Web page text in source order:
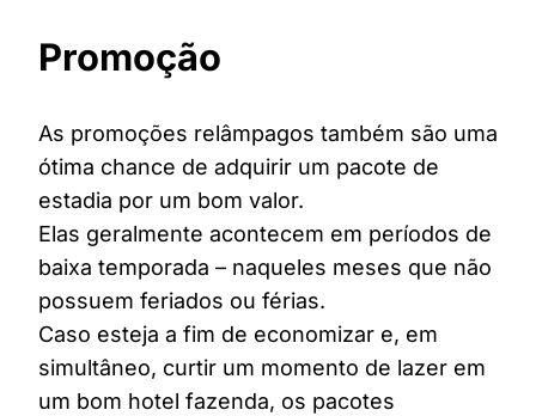
Promoção
As promoções relâmpagos também são uma
ótima chance de adquirir um pacote de
estadia por um bom valor.
Elas geralmente acontecem em períodos de
baixa temporada – naqueles meses que não
possuem feriados ou férias.
Caso esteja a fim de economizar e, em
simultâneo, curtir um momento de lazer em
um bom hotel fazenda, os pacotes